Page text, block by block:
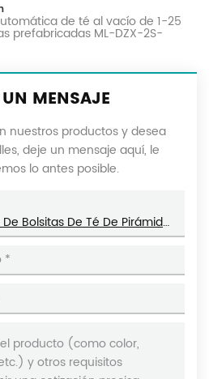
de té al vacío de 1-25
prefabricadas ML-DZX-2S-
MENSAJE
nuestros productos y desea
deje un mensaje aquí, le
lo antes posible.
Máquina Envasadora De Bolsitas De Té De Pirámides Triangulares De Nailon Con Bolsa Exterior DL-GDS-SJB